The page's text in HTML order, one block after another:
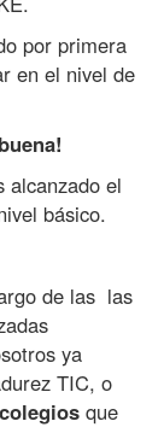
por primera
en el nivel de
alcanzado el
básico.
de las las
ya
TIC, o
que